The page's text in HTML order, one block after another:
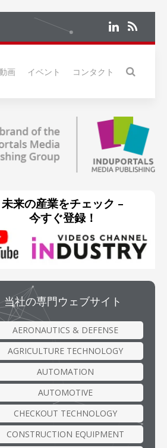
画 イベント コンタクト
未来の産業をチェック –
今すぐ登録！
当社の専門ウェブサイト
AERONAUTICS & DEFENSE
AGRICULTURE TECHNOLOGY
AUTOMATION
AUTOMOTIVE
CHECKOUT TECHNOLOGY
CONSTRUCTION EQUIPMENT